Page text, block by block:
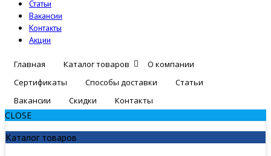
Статьи
Вакансии
Контакты
Акции
Главная Каталог товаров
О компании
Сертификаты
Способы доставки
Статьи
Вакансии
Скидки Контакты
CLOSE
Каталог товаров